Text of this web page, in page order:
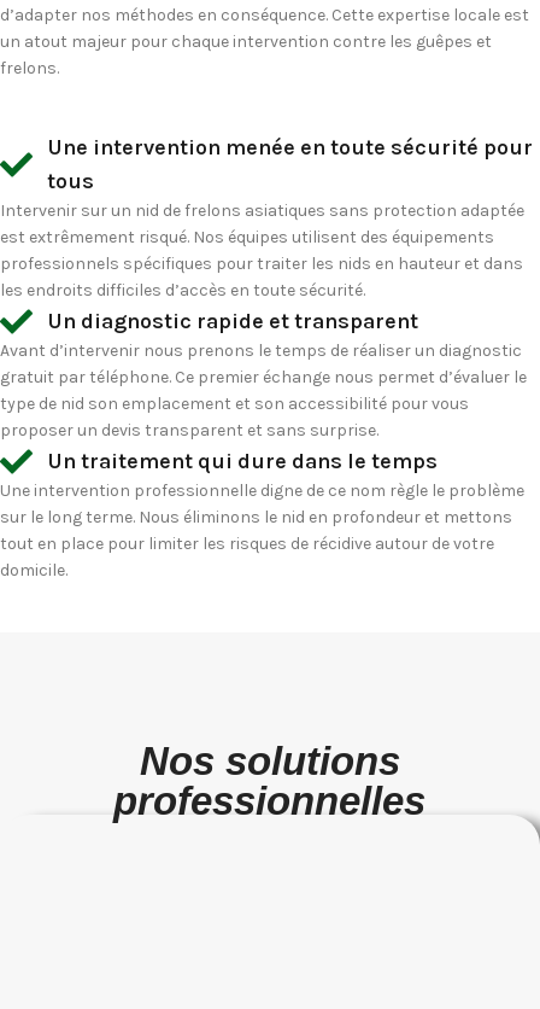
d’adapter nos méthodes en conséquence. Cette expertise locale est
un atout majeur pour chaque intervention contre les guêpes et
frelons.
Une intervention menée en toute sécurité pour
tous
Intervenir sur un nid de frelons asiatiques sans protection adaptée
est extrêmement risqué. Nos équipes utilisent des équipements
professionnels spécifiques pour traiter les nids en hauteur et dans
les endroits difficiles d’accès en toute sécurité.
Un diagnostic rapide et transparent
Avant d’intervenir nous prenons le temps de réaliser un diagnostic
gratuit par téléphone. Ce premier échange nous permet d’évaluer le
type de nid son emplacement et son accessibilité pour vous
proposer un devis transparent et sans surprise.
Un traitement qui dure dans le temps
Une intervention professionnelle digne de ce nom règle le problème
sur le long terme. Nous éliminons le nid en profondeur et mettons
tout en place pour limiter les risques de récidive autour de votre
domicile.
Nos solutions
professionnelles